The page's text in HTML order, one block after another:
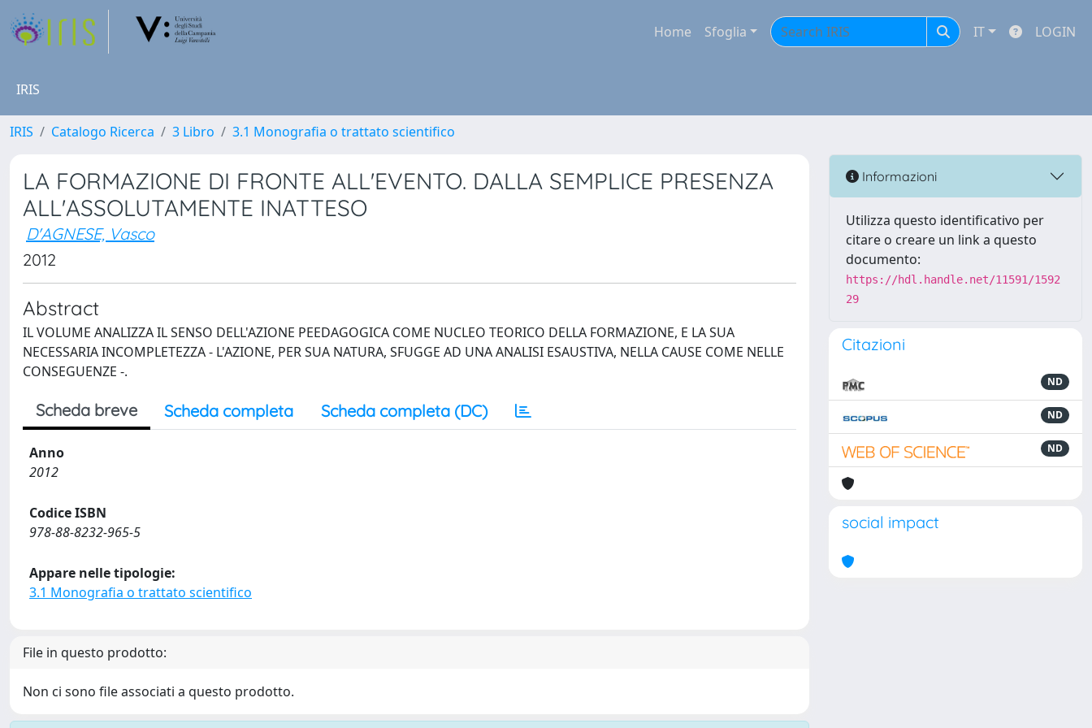
Home Sfoglia IT LOGIN
IRIS
IRIS Catalogo Ricerca 3 Libro 3.1 Monografia o trattato scientifico
LA FORMAZIONE DI FRONTE ALL'EVENTO. DALLA SEMPLICE PRESENZA
ALL'ASSOLUTAMENTE INATTESO
D'AGNESE, Vasco
2012
Abstract
IL VOLUME ANALIZZA IL SENSO DELL'AZIONE PEEDAGOGICA COME NUCLEO TEORICO DELLA FORMAZIONE, E LA SUA
NECESSARIA INCOMPLETEZZA - L'AZIONE, PER SUA NATURA, SFUGGE AD UNA ANALISI ESAUSTIVA, NELLA CAUSE COME NELLE
CONSEGUENZE -.
Scheda breve Scheda completa Scheda completa (DC)
Anno
2012
Codice ISBN
978-88-8232-965-5
Appare nelle tipologie:
3.1 Monografia o trattato scientifico
File in questo prodotto:
Non ci sono file associati a questo prodotto.
Informazioni
Utilizza questo identificativo per
citare o creare un link a questo
documento:
https://hdl.handle.net/11591/1592
29
Citazioni
ND
ND
ND
social impact